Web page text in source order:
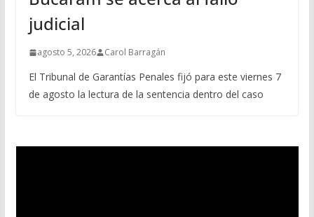
judicial
agosto 5, 2026 Carol Barragán
El Tribunal de Garantías Penales fijó para este viernes 7
de agosto la lectura de la sentencia dentro del caso